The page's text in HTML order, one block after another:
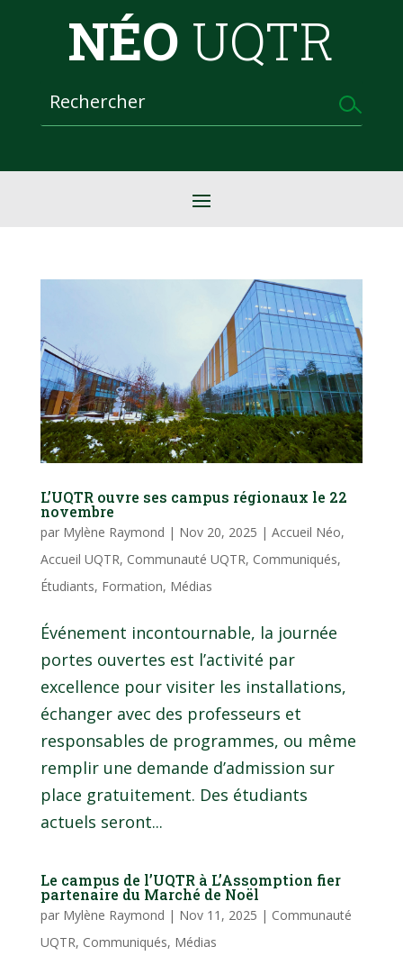
NÉO UQTR
L’UQTR ouvre ses campus régionaux le 22
novembre
par Mylène Raymond | Nov 20, 2025 | Accueil Néo,
Accueil UQTR, Communauté UQTR, Communiqués,
Étudiants, Formation, Médias
Événement incontournable, la journée
portes ouvertes est l’activité par
excellence pour visiter les installations,
échanger avec des professeurs et
responsables de programmes, ou même
remplir une demande d’admission sur
place gratuitement. Des étudiants
actuels seront...
Le campus de l’UQTR à L’Assomption fier
partenaire du Marché de Noël
par Mylène Raymond | Nov 11, 2025 | Communauté
UQTR, Communiqués, Médias